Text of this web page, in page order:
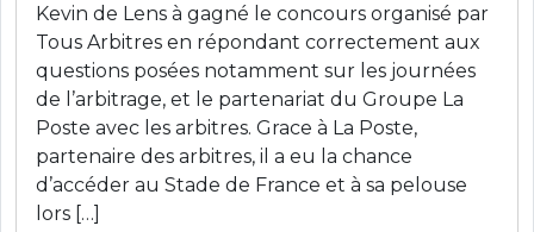
Kevin de Lens à gagné le concours organisé par
Tous Arbitres en répondant correctement aux
questions posées notamment sur les journées
de l’arbitrage, et le partenariat du Groupe La
Poste avec les arbitres. Grace à La Poste,
partenaire des arbitres, il a eu la chance
d’accéder au Stade de France et à sa pelouse
lors […]